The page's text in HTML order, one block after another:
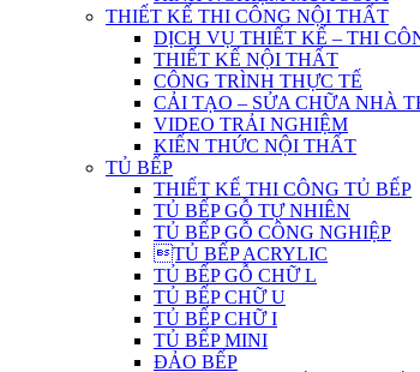
THIẾT KẾ THI CÔNG NỘI THẤT
DỊCH VỤ THIẾT KẾ – THI
THIẾT KẾ NỘI THẤT
CÔNG TRÌNH THỰC TẾ
CẢI TẠO – SỬA CHỮA NHÀ
VIDEO TRẢI NGHIỆM
KIẾN THỨC NỘI THẤT
TỦ BẾP
THIẾT KẾ THI CÔNG TỦ BẾP
TỦ BẾP GỖ TỰ NHIÊN
TỦ BẾP GỖ CÔNG NGHIỆP
TỦ BẾP ACRYLIC
TỦ BẾP GỖ CHỮ L
TỦ BẾP CHỮ U
TỦ BẾP CHỮ I
TỦ BẾP MINI
ĐẢO BẾP